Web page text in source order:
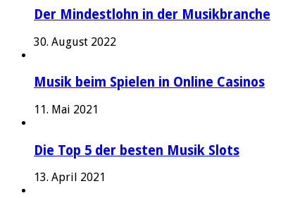
Der Mindestlohn in der Musikbranche
30. August 2022
Musik beim Spielen in Online Casinos
11. Mai 2021
Die Top 5 der besten Musik Slots
13. April 2021